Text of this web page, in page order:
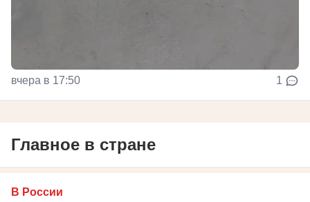
вчера в 17:50 1
Главное в стране
В России